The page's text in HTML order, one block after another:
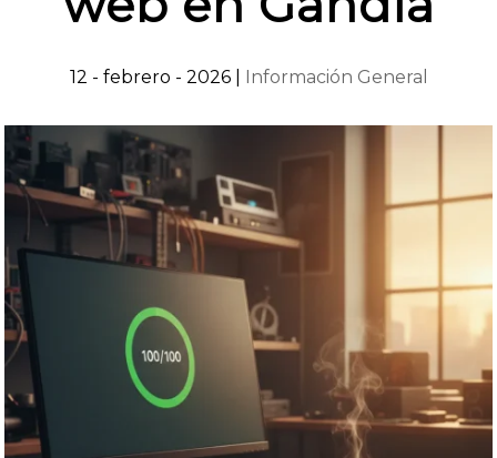
12 - febrero - 2026| Información General